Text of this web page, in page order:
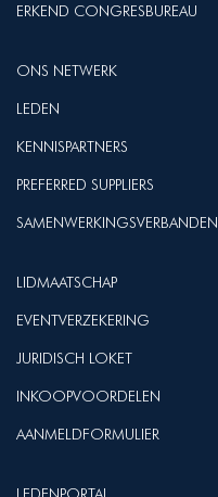
ERKEND CONGRESBUREAU
ONS NETWERK
LEDEN
KENNISPARTNERS
PREFERRED SUPPLIERS
SAMENWERKINGSVERBANDEN
LIDMAATSCHAP
EVENTVERZEKERING
JURIDISCH LOKET
INKOOPVOORDELEN
AANMELDFORMULIER